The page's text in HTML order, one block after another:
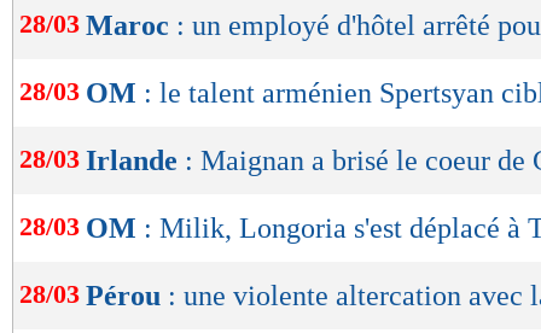
28/03 Maroc : un employé d'hôtel arrêté
28/03 OM : le talent arménien Spertsyan
28/03 Irlande : Maignan a brisé le coeur de
28/03 OM : Milik, Longoria s'est déplacé à
28/03 Pérou : une violente altercation avec